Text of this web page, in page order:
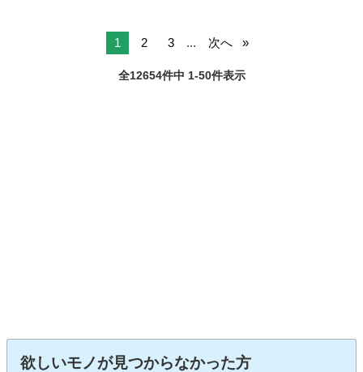
1 2 3 ... 次へ
全12654件中 1-50件表示
欲しいモノが見つからなかった方